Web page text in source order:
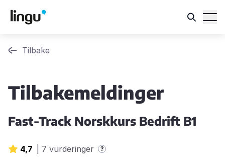
Tilbake
Tilbakemeldinger
Fast-Track Norskkurs Bedrift B1
4,7 7 vurderinger ?